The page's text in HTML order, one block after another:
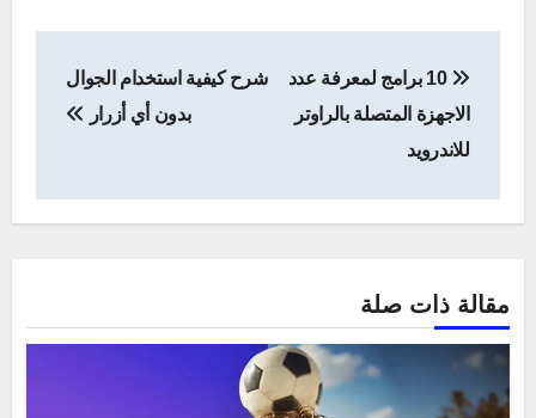
المقالات
10 برامج لمعرفة عدد
الاجهزة المتصلة بالراوتر
للاندرويد
شرح كيفية استخدام الجوال
بدون أي أزرار
مقالة ذات صلة